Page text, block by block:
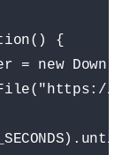
{
= new